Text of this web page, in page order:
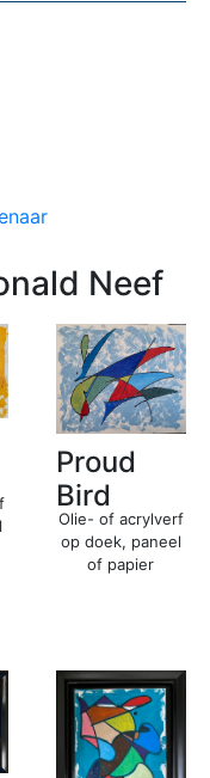
Neef
Proud
Bird
Olie- of acrylverf
op doek, paneel
of papier